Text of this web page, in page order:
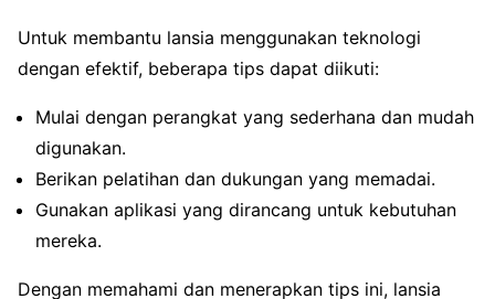
Untuk membantu lansia menggunakan teknologi
dengan efektif, beberapa tips dapat diikuti:
Mulai dengan perangkat yang sederhana dan mudah
digunakan.
Berikan pelatihan dan dukungan yang memadai.
Gunakan aplikasi yang dirancang untuk kebutuhan
mereka.
Dengan memahami dan menerapkan tips ini, lansia